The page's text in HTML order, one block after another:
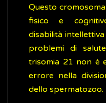
Questo
fisico e
disabilità
problemi di
trisomia 21 non è
errore nella
dello spermatozoo.